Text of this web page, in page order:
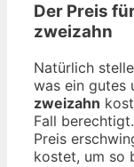
Der Preis
zweizahn
Natürlich
was ein gutes
zweizahn
Fall
Preis
kostet, um so